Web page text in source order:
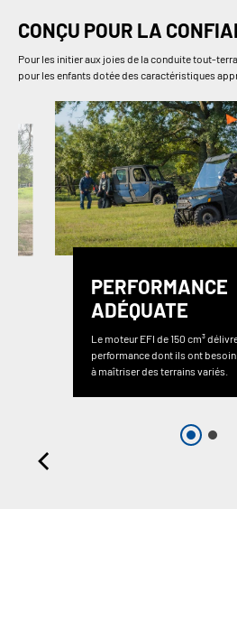
CONÇU POUR LA
Pour les initier aux joies de la conduite tout-
pour les enfants dotée des caractéristiques
PERFORMANCE
ADÉQUATE
Le moteur EFI de 150 cm³
performance dont ils ont
à maîtriser des terrains variés.